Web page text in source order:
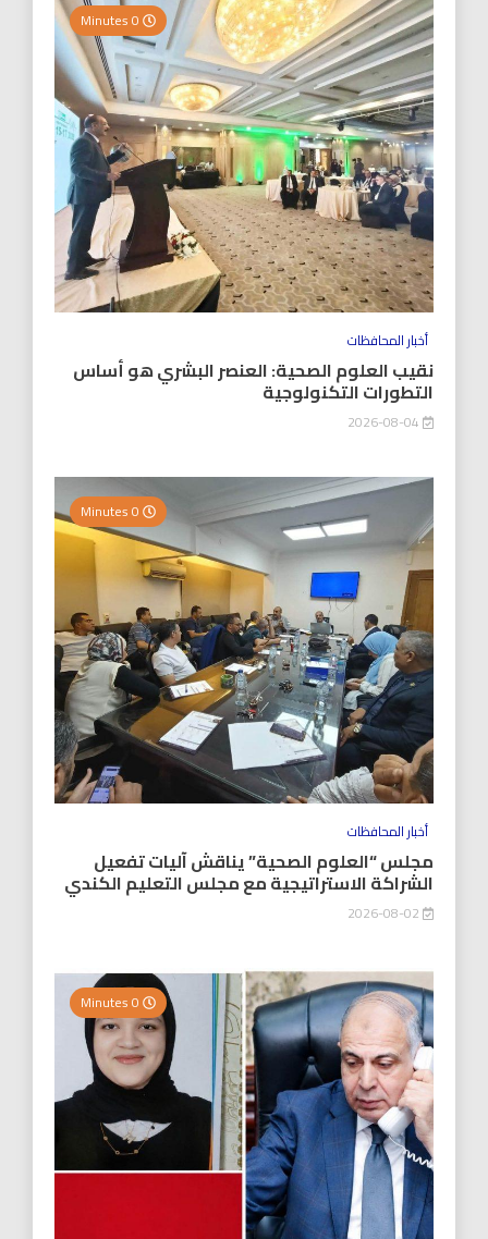
أخبار المحافظات
نقيب العلوم الصحية: العنصر البشري هو أساس
التطورات التكنولوجية
أخبار المحافظات
مجلس “العلوم الصحية” يناقش آليات تفعيل
الشراكة الاستراتيجية مع مجلس التعليم الكندي